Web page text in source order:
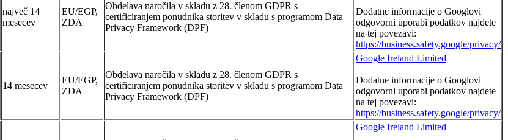
največ 14
mesecev
EU/EGP,
ZDA
Obdelava naročila v skladu z 28. členom GDPR s
certificiranjem ponudnika storitev v skladu s programom Data
Privacy Framework (DPF)
Dodatne informacije o Googlovi
odgovorni uporabi podatkov najdete
na tej povezavi:
https://business.safety.google/privacy/
14 mesecev
EU/EGP,
ZDA
Obdelava naročila v skladu z 28. členom GDPR s
certificiranjem ponudnika storitev v skladu s programom Data
Privacy Framework (DPF)
Google Ireland Limited
Dodatne informacije o Googlovi
odgovorni uporabi podatkov najdete
na tej povezavi:
https://business.safety.google/privacy/
Google Ireland Limited